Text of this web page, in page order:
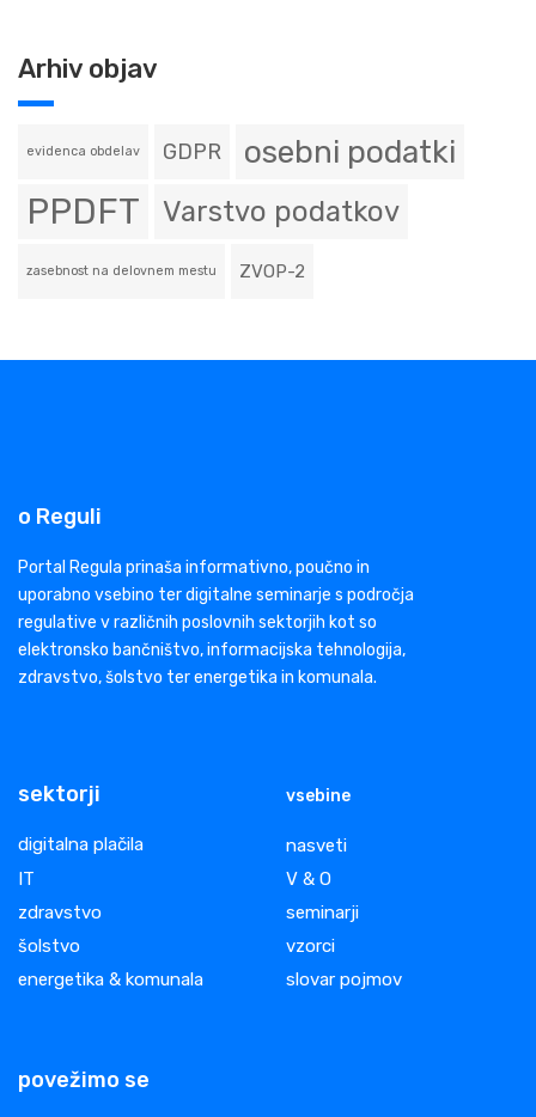
Arhiv objav
evidenca obdelav GDPR osebni podatki
PPDFT Varstvo podatkov
zasebnost na delovnem mestu ZVOP-2
o Reguli
Portal Regula prinaša informativno, poučno in
uporabno vsebino ter digitalne seminarje s področja
regulative v različnih poslovnih sektorjih kot so
elektronsko bančništvo, informacijska tehnologija,
zdravstvo, šolstvo ter energetika in komunala.
sektorji
digitalna plačila
IT
zdravstvo
šolstvo
energetika & komunala
vsebine
nasveti
V & O
seminarji
vzorci
slovar pojmov
povežimo se